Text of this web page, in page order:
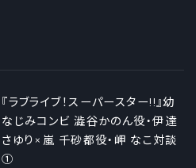
『ラブライブ！スーパースター!!』幼
なじみコンビ 澁谷かのん役・伊達
さゆり×嵐 千砂都役・岬 なこ対談
①